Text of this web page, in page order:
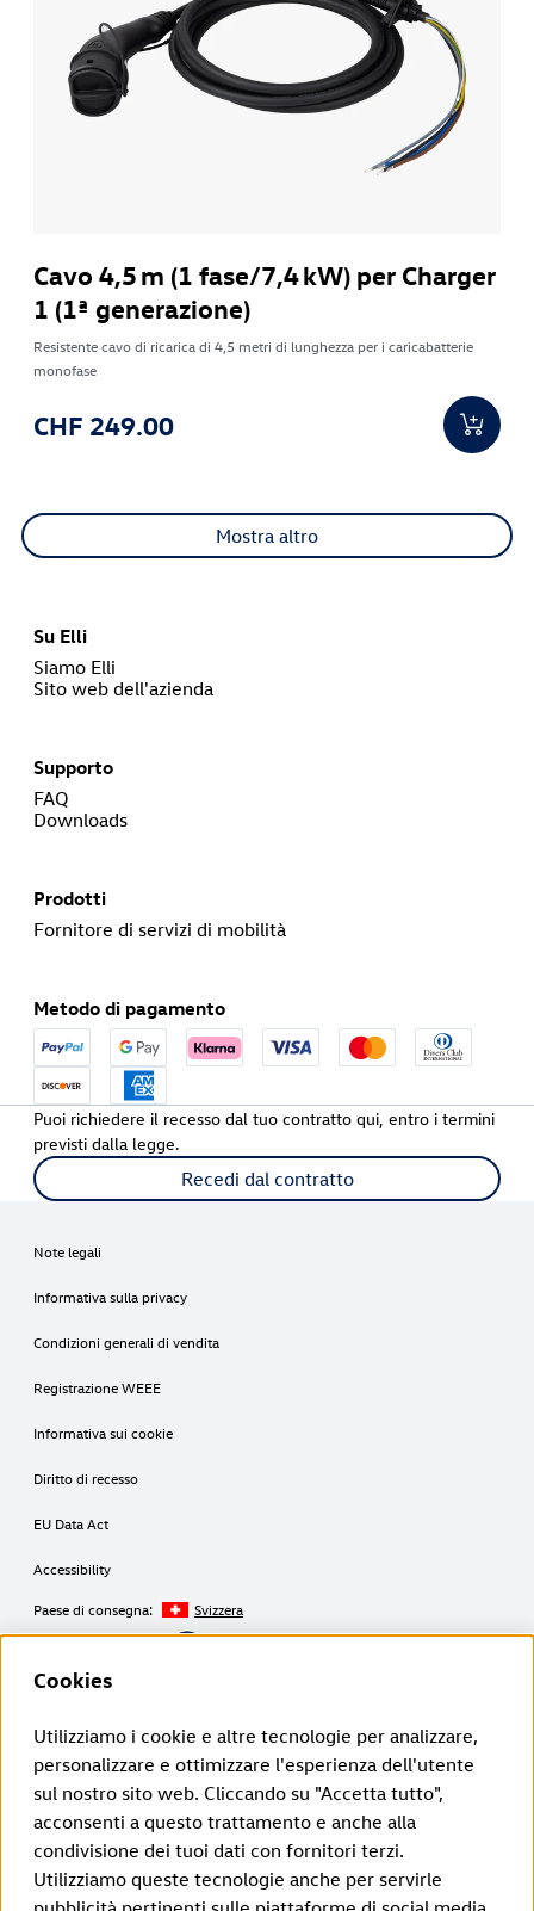
Cavo 4,5 m (1 fase/7,4 kW) per Charger
1 (1ª generazione)
Resistente cavo di ricarica di 4,5 metri di lunghezza per i caricabatterie
monofase
CHF 249.00
Mostra altro
Su Elli
Siamo Elli
Sito web dell'azienda
Supporto
FAQ
Downloads
Prodotti
Fornitore di servizi di mobilità
Metodo di pagamento
Puoi richiedere il recesso dal tuo contratto qui, entro i termini
previsti dalla legge.
Recedi dal contratto
Note legali
Informativa sulla privacy
Condizioni generali di vendita
Registrazione WEEE
Informativa sui cookie
Diritto di recesso
EU Data Act
Accessibility
Paese di consegna: Svizzera
Disclaimer Volkswagen Group Charging GmbH
¹ LTE
ID. Charger (1ª generazione a partire dal 2020):
La funcionalidad LTE solo puede utilizarse en los Estados miembros de la
UE, así como en el Reino Unido, Suiza y Noruega.
ID. Charger 2 (2ª generazione a partire dal 2024):
La funcionalidad LTE solo puede utilizarse en los Estados miembros de la
Cookies
Utilizziamo i cookie e altre tecnologie per analizzare,
personalizzare e ottimizzare l'esperienza dell'utente
sul nostro sito web. Cliccando su "Accetta tutto",
acconsenti a questo trattamento e anche alla
condivisione dei tuoi dati con fornitori terzi.
Utilizziamo queste tecnologie anche per servirle